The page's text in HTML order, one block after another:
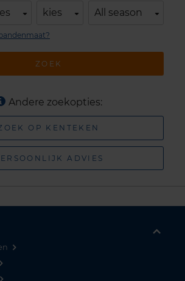
kies All season
ZOEK
Andere zoekopties:
OP KENTEKEN
ADVIES